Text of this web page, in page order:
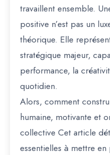
travaillent ensemble.
positive n’est pas un
théorique. Elle
stratégique majeur,
performance, la
quotidien.
Alors, comment
humaine, motivante et
collective Cet article
essentielles à mettre